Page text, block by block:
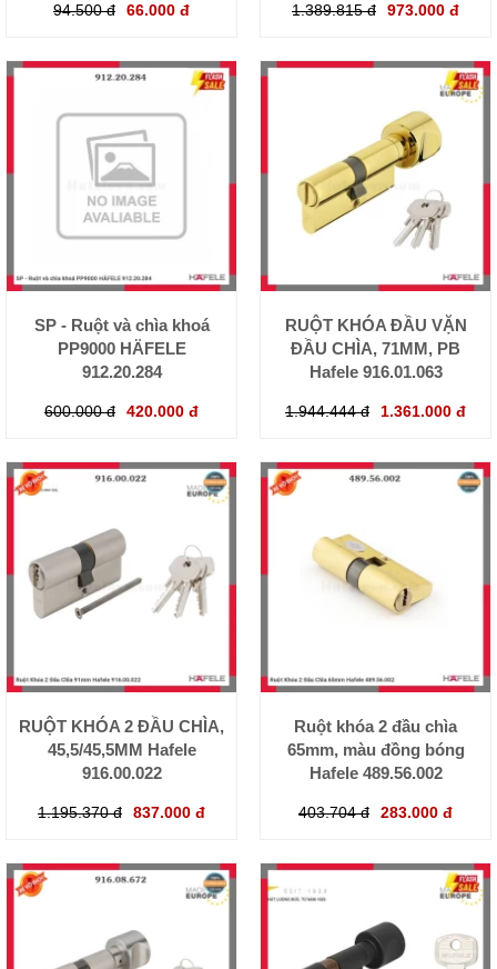
94.500 đ 66.000 đ 1.389.815 đ 973.000 đ
SP - Ruột và chìa khoá
PP9000 HÄFELE
912.20.284
600.000 đ 420.000 đ
RUỘT KHÓA ĐẦU VẶN
ĐẦU CHÌA, 71MM, PB
Hafele 916.01.063
1.944.444 đ 1.361.000 đ
RUỘT KHÓA 2 ĐẦU CHÌA,
45,5/45,5MM Hafele
916.00.022
1.195.370 đ 837.000 đ
Ruột khóa 2 đầu chìa
65mm, màu đồng bóng
Hafele 489.56.002
403.704 đ 283.000 đ